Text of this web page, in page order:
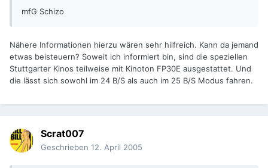
mfG Schizo
Nähere Informationen hierzu wären sehr hilfreich. Kann da jemand
etwas beisteuern? Soweit ich informiert bin, sind die speziellen
Stuttgarter Kinos teilweise mit Kinoton FP30E ausgestattet. Und
die lässt sich sowohl im 24 B/S als auch im 25 B/S Modus fahren.
Scrat007
Geschrieben 12. April 2005